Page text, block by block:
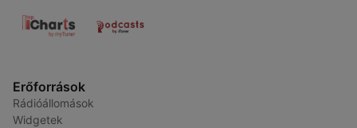
Erőforrások
Rádióállomások
Widgetek